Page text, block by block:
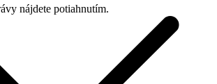
nájdete potiahnutím.